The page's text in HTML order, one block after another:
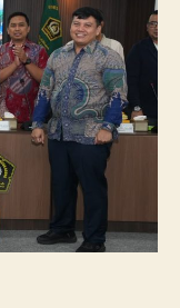
Prodi
Raih
Akreditasi
Internasional
ACQUIN
Lewat
Jalur
Track